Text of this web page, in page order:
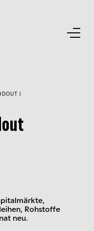
Rohstoffe
neu.
|